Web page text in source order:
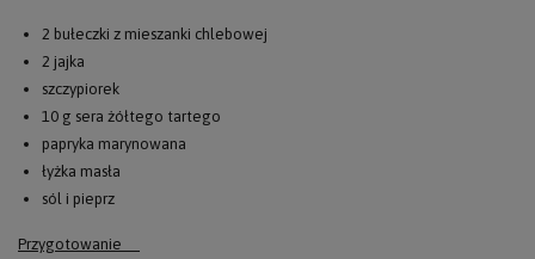
2 bułeczki z mieszanki chlebowej
2 jajka
szczypiorek
10 g sera żółtego tartego
papryka marynowana
łyżka masła
sól i pieprz
Przygotowanie